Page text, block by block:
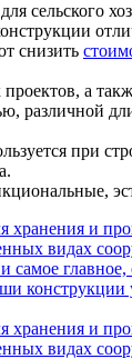
для сельского
снизить
а
различной
при